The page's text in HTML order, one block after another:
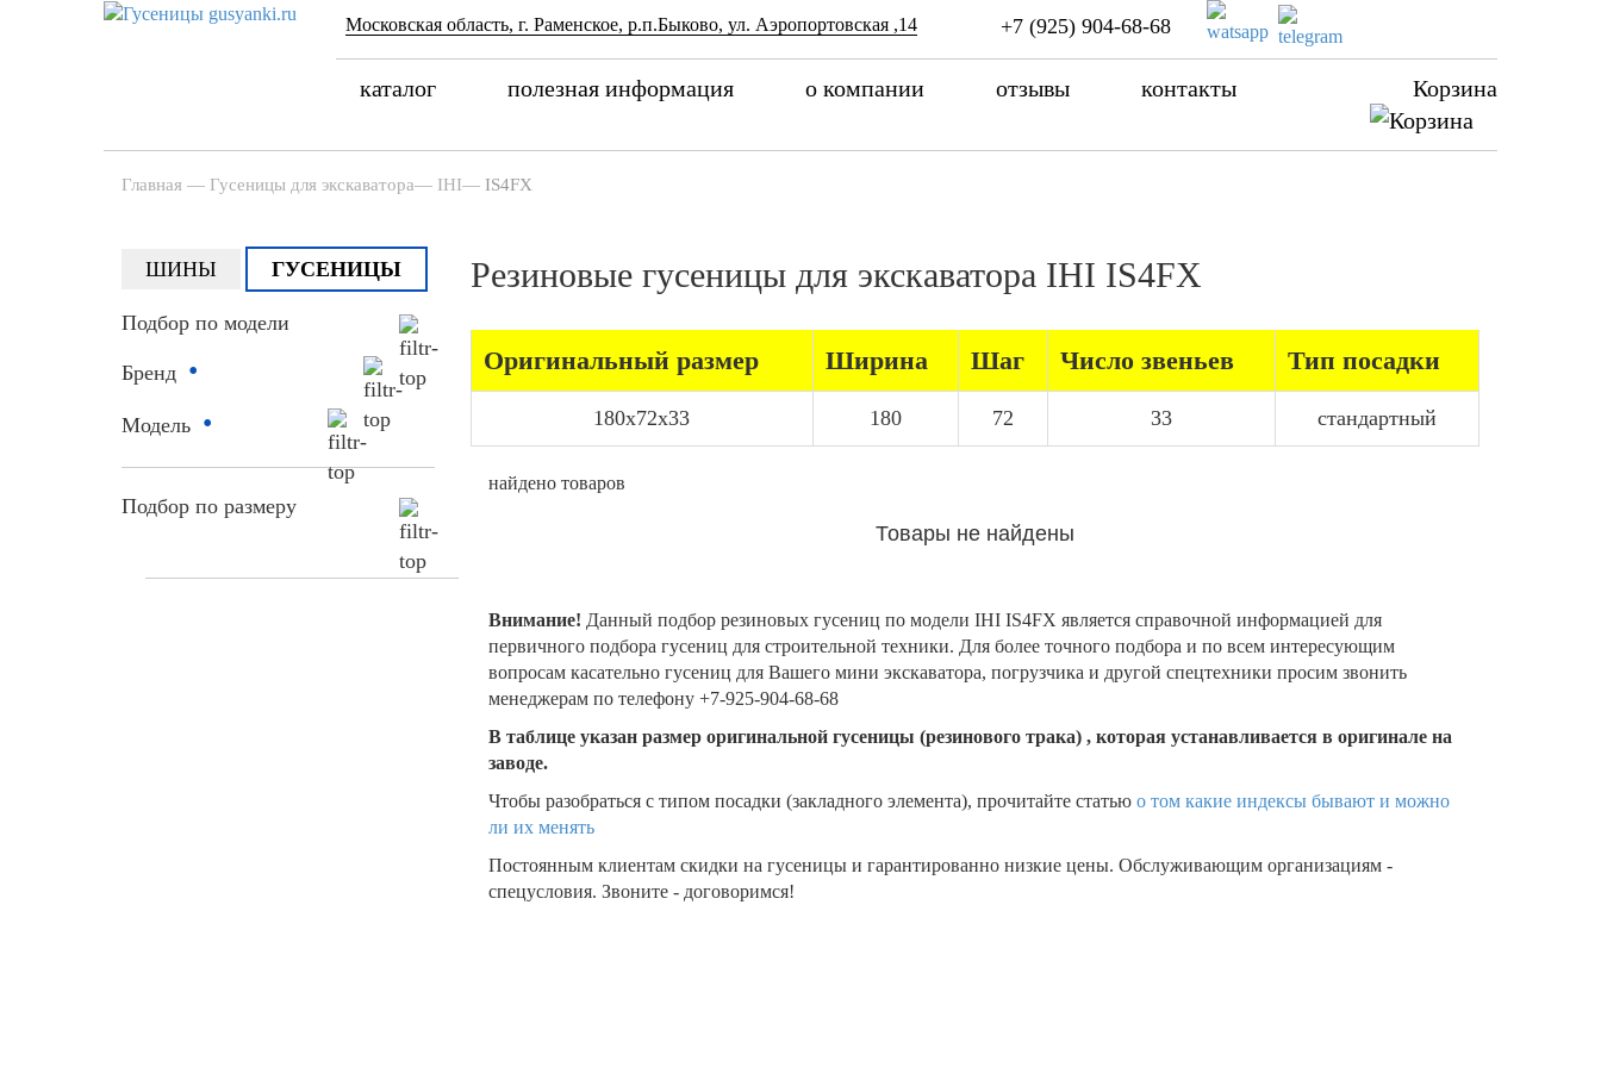
Московская область, г. Раменское, р.п.Быково, ул. Аэропортовская ,14 +7 (925) 904-68-68
каталог полезная информация о компании отзывы контакты Корзина
Главная — Гусеницы для экскаватора— IHI— IS4FX
ШИНЫ ГУСЕНИЦЫ
Подбор по модели
Бренд •
Модель •
Подбор по размеру
Резиновые гусеницы для экскаватора IHI IS4FX
Оригинальный размер Ширина Шаг Число звеньев Тип посадки
180x72x33 180 72 33 стандартный
найдено товаров
Товары не найдены
Внимание! Данный подбор резиновых гусениц по модели IHI IS4FX является справочной информацией для
первичного подбора гусениц для строительной техники. Для более точного подбора и по всем интересующим
вопросам касательно гусениц для Вашего мини экскаватора, погрузчика и другой спецтехники просим звонить
менеджерам по телефону +7-925-904-68-68
В таблице указан размер оригинальной гусеницы (резинового трака) , которая устанавливается в оригинале на
заводе.
Чтобы разобраться с типом посадки (закладного элемента), прочитайте статью о том какие индексы бывают и можно
ли их менять
Постоянным клиентам скидки на гусеницы и гарантированно низкие цены. Обслуживающим организациям -
спецусловия. Звоните - договоримся!